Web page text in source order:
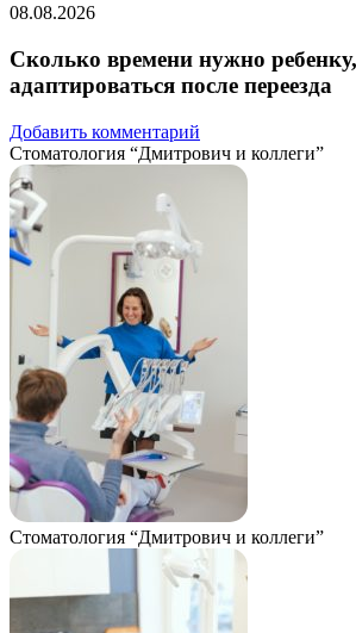
08.08.2026
Сколько времени нужно
адаптироваться после переезда
Добавить комментарий
Стоматология “Дмитрович и коллеги”
Стоматология “Дмитрович и коллеги”